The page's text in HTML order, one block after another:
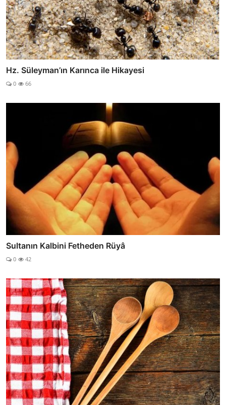
Hz. Süleyman’ın Karınca ile Hikayesi
0 66
Sultanın Kalbini Fetheden Rüyâ
0 42